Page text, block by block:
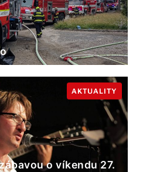
o víkendu 27.
AKTUALITY